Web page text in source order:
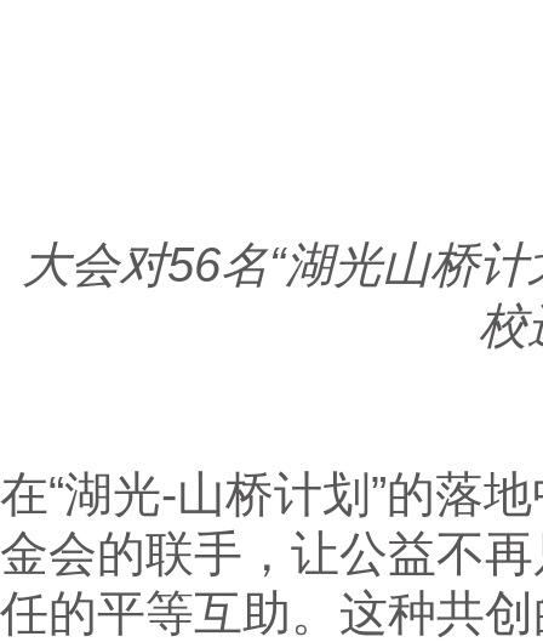
大会对56名“湖光山桥
校
在“湖光-山桥计划”的落
金会的联手，让公益不
任的平等互助。这种共